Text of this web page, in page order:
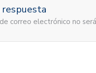
respuesta
correo electrónico no